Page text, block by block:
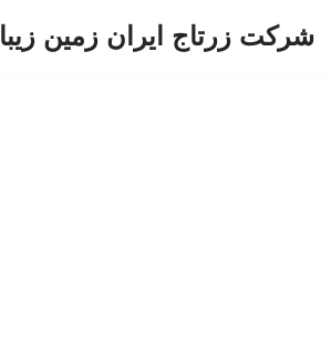
شرکت زرتاج ایران زمین زیبا